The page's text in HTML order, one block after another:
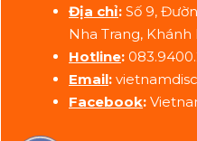
Địa chỉ: Số 9,
Nha Trang, Khánh
Hotline:
Email:
Facebook: